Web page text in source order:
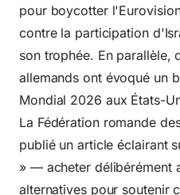
pour boycotter
contre la participation
son trophée. En parallèle,
allemands ont évoqué un
Mondial 2026 aux États-
La Fédération romande
publié un article éclairant
» — acheter délibérément
alternatives pour soutenir